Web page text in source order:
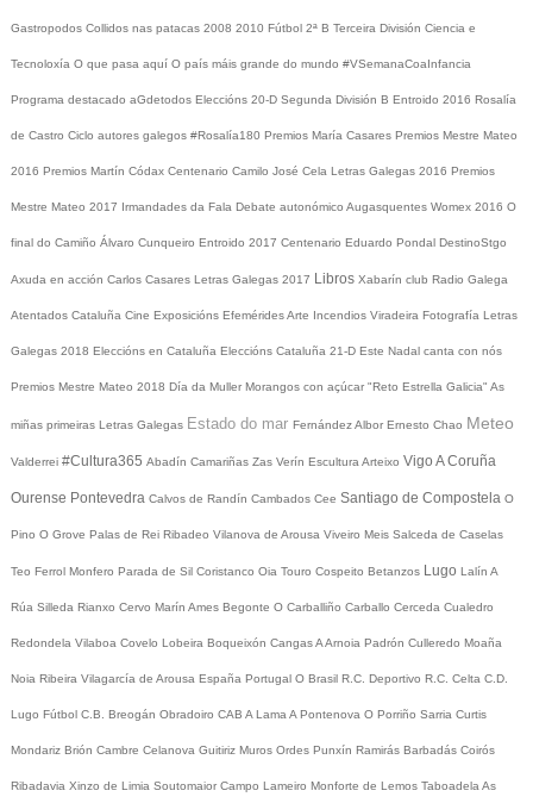
Gastropodos Collidos nas patacas 2008 2010 Fútbol 2ª B Terceira División Ciencia e
Tecnoloxía O que pasa aquí O país máis grande do mundo #VSemanaCoaInfancia
Programa destacado aGdetodos Eleccións 20-D Segunda División B Entroido 2016 Rosalía
de Castro Ciclo autores galegos #Rosalía180 Premios María Casares Premios Mestre Mateo
2016 Premios Martín Códax Centenario Camilo José Cela Letras Galegas 2016 Premios
Mestre Mateo 2017 Irmandades da Fala Debate autonómico Augasquentes Womex 2016 O
final do Camiño Álvaro Cunqueiro Entroido 2017 Centenario Eduardo Pondal DestinoStgo
Axuda en acción Carlos Casares Letras Galegas 2017 Libros Xabarín club Radio Galega
Atentados Cataluña Cine Exposicións EfeméridesArte Incendios Viradeira Fotografía Letras
Galegas 2018 Eleccións en Cataluña Eleccións Cataluña 21-D Este Nadal canta con nós
Premios Mestre Mateo 2018 Día da Muller Morangos con açúcar "Reto Estrella Galicia" As
miñas primeiras Letras Galegas Estado do mar Fernández Albor Ernesto Chao Meteo
Valderrei #Cultura365 Abadín Camariñas Zas Verín Escultura Arteixo Vigo A Coruña
Ourense Pontevedra Calvos de Randín Cambados Cee Santiago de Compostela O
Pino O Grove Palas de Rei Ribadeo Vilanova de Arousa Viveiro Meis Salceda de Caselas
Teo Ferrol Monfero Parada de Sil Coristanco Oia Touro Cospeito Betanzos Lugo Lalín A
Rúa Silleda Rianxo Cervo Marín Ames Begonte O Carballiño Carballo Cerceda Cualedro
Redondela Vilaboa Covelo Lobeira Boqueixón CangasA Arnoia Padrón Culleredo Moaña
Noia Ribeira Vilagarcía de Arousa España Portugal O Brasil R.C. Deportivo R.C. Celta C.D.
Lugo Fútbol C.B. Breogán Obradoiro CAB A Lama A Pontenova O Porriño Sarria Curtis
Mondariz Brión Cambre Celanova Guitiriz Muros Ordes Punxín Ramirás Barbadás Coirós
Ribadavia Xinzo de Limia Soutomaior Campo Lameiro Monforte de Lemos Taboadela As